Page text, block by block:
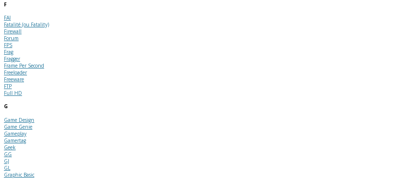
F
FAI
Fatalité (ou Fatality)
Firewall
Forum
FPS
Frag
Fragger
Frame Per Second
Freeloader
Freeware
FTP
Full HD
G
Game Design
Game Genie
Gameplay
Gamertag
Geek
GG
GJ
GL
Graphic Basic